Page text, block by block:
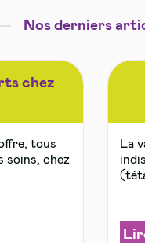
Nos derniers
chez
tous
soins, chez
La